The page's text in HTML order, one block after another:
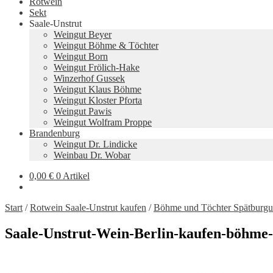
Sekt
Saale-Unstrut
Weingut Beyer
Weingut Böhme & Töchter
Weingut Born
Weingut Frölich-Hake
Winzerhof Gussek
Weingut Klaus Böhme
Weingut Kloster Pforta
Weingut Pawis
Weingut Wolfram Proppe
Brandenburg
Weingut Dr. Lindicke
Weinbau Dr. Wobar
0,00 € 0 Artikel
Start /Rotwein Saale-Unstrut kaufen /Böhme und Töchter
Saale-Unstrut-Wein-Berlin-kaufen-